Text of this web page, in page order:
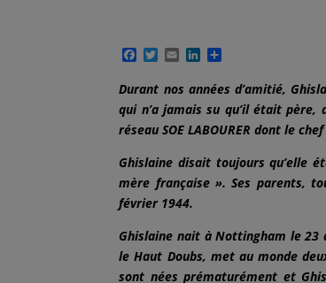
F
c
e
b
o
o
k
T
i
t
e
r
E
a
i
l
L
n
k
e
d
I
n
r
t
a
g
e
Durant nos années d’amitié,
qui n’a jamais su qu’il était
réseau SOE LABOURER dont le
Ghislaine disait toujours qu’elle
mère française ». Ses parents,
février 1944.
Ghislaine nait à Nottingham le 23
le Haut Doubs, met au monde
sont nées prématurément et